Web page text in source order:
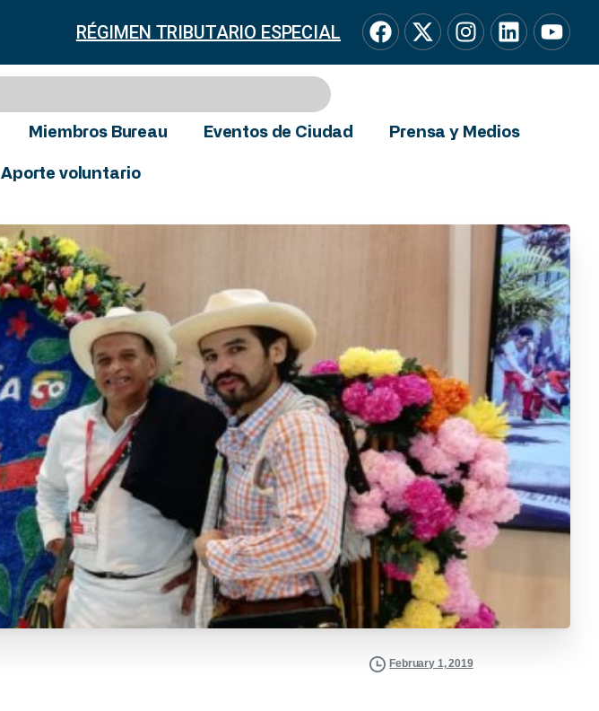
RÉGIMEN TRIBUTARIO ESPECIAL
Miembros Bureau Eventos de Ciudad Prensa y Medios
Aporte voluntario
February 1, 2019